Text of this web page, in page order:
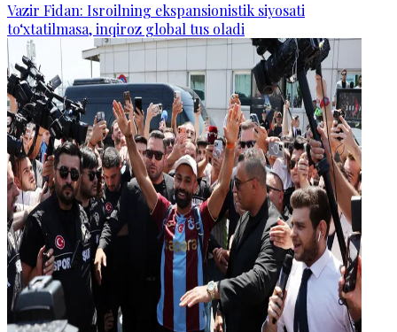
Vazir Fidan: Isroilning ekspansionistik siyosati
to‘xtatilmasa, inqiroz global tus oladi